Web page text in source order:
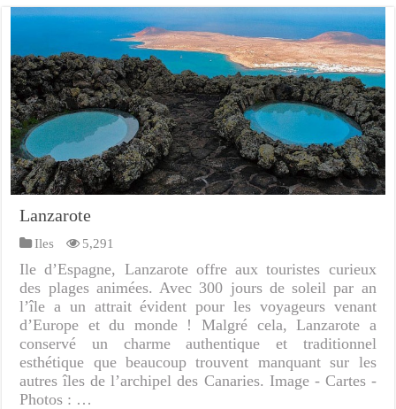
Lanzarote
Iles 5,291
Ile d’Espagne, Lanzarote offre aux touristes curieux
des plages animées. Avec 300 jours de soleil par an
l’île a un attrait évident pour les voyageurs venant
d’Europe et du monde ! Malgré cela, Lanzarote a
conservé un charme authentique et traditionnel
esthétique que beaucoup trouvent manquant sur les
autres îles de l’archipel des Canaries. Image - Cartes -
Photos : …